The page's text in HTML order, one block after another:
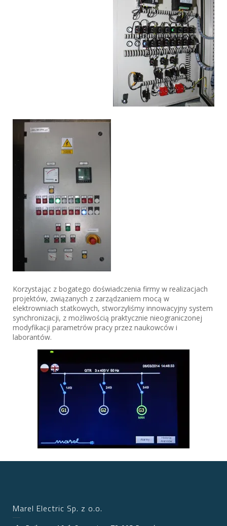
Korzystając z bogatego doświadczenia firmy w realizacjach
projektów, związanych z zarządzaniem mocą w
elektrowniach statkowych, stworzyliśmy innowacyjny system
synchronizacji, z możliwością praktycznie nieograniczonej
modyfikacji parametrów pracy przez naukowców i
laborantów.
Marel Electric Sp. z o.o.